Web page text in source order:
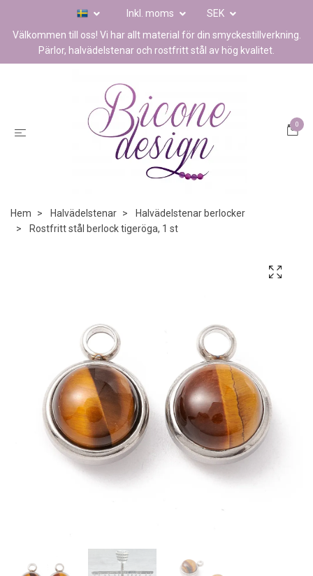
Inkl. moms
SEK
Välkommen till oss! Vi har allt material för din smyckestillverkning.
Pärlor, halvädelstenar och rostfritt stål av hög kvalitet.
0
Hem Halvädelstenar
Halvädelstenar berlocker
Rostfritt stål berlock tigeröga, 1 st